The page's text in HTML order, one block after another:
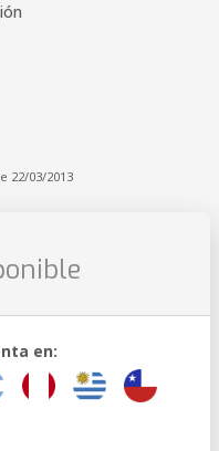
22/03/2013
en: